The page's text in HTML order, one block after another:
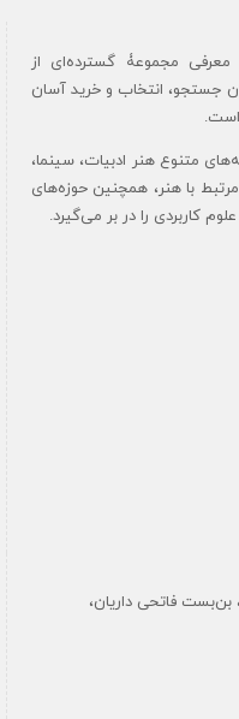
معرفی مجموعۀ گسترده‌ای از
جستجو، انتخاب و خرید آسان
است.
متنوع هنر ادبیات، سینما،
با هنر، همچنین حوزه‌های
کاربردی را در بر می‌گیرد.
بن‌بست فاتحی داریان،